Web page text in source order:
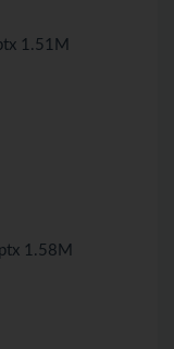
1.51M
1.58M